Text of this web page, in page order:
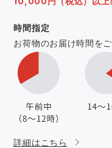
時間指定
お荷物のお届け時間を
詳細はこちら